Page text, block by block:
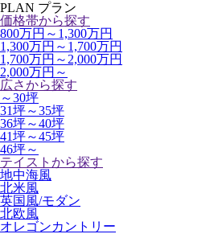
PLAN プラン
価格帯から探す
800万円～1,300万円
1,300万円～1,700万円
1,700万円～2,000万円
2,000万円～
広さから探す
～30坪
31坪～35坪
36坪～40坪
41坪～45坪
46坪～
テイストから探す
地中海風
北米風
英国風/モダン
北欧風
オレゴンカントリー